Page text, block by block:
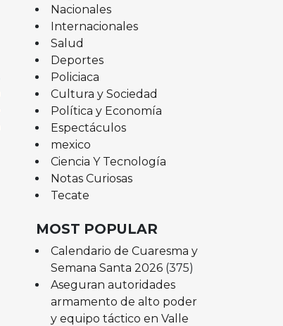
Nacionales
Internacionales
Salud
Deportes
Policiaca
Cultura y Sociedad
Política y Economía
Espectáculos
mexico
Ciencia Y Tecnología
Notas Curiosas
Tecate
MOST POPULAR
Calendario de Cuaresma y
Semana Santa 2026 (375)
Aseguran autoridades
armamento de alto poder
y equipo táctico en Valle